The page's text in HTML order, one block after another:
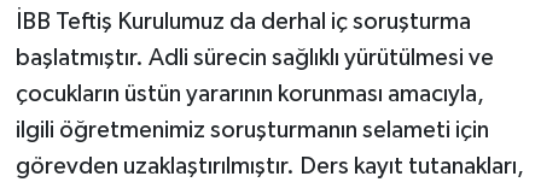
İBB Teftiş Kurulumuz da derhal iç soruşturma
başlatmıştır. Adli sürecin sağlıklı yürütülmesi ve
çocukların üstün yararının korunması amacıyla,
ilgili öğretmenimiz soruşturmanın selameti için
görevden uzaklaştırılmıştır. Ders kayıt tutanakları,